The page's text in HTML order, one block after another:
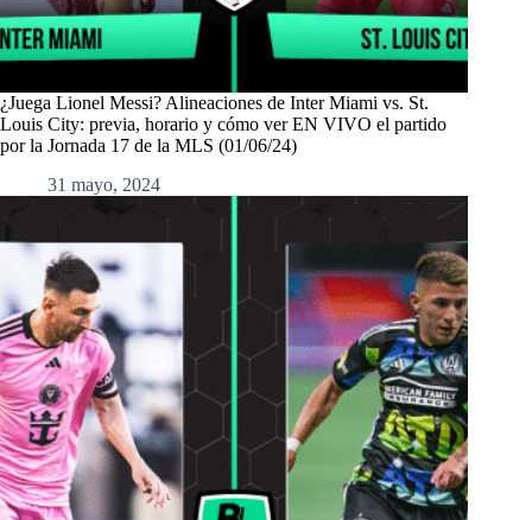
¿Juega Lionel Messi? Alineaciones de Inter Miami vs. St.
Louis City: previa, horario y cómo ver EN VIVO el partido
por la Jornada 17 de la MLS (01/06/24)
31 mayo, 2024